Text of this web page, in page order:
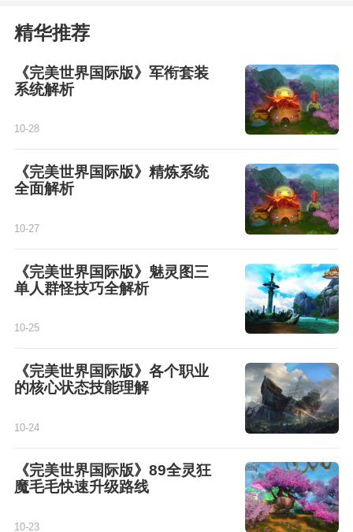
精华推荐
《完美世界国际版》军衔套装
系统解析
10-28
《完美世界国际版》精炼系统
全面解析
10-27
《完美世界国际版》魅灵图三
单人群怪技巧全解析
10-25
《完美世界国际版》各个职业
的核心状态技能理解
10-24
《完美世界国际版》89全灵狂
魔毛毛快速升级路线
10-23